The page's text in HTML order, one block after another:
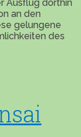
Ausflug dorthin
an den
gelungene
des